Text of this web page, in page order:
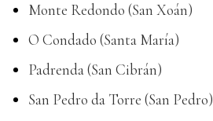
Monte Redondo (San Xoán)
O Condado (Santa María)
Padrenda (San Cibrán)
San Pedro da Torre (San Pedro)